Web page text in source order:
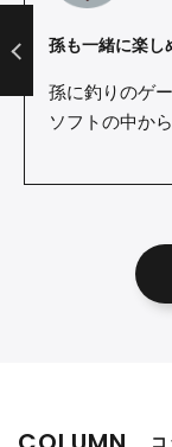
孫も一緒に楽し
孫に釣りのゲ
ソフトの中か